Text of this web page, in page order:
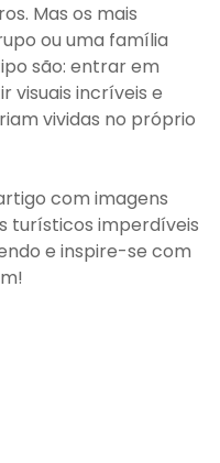
Mas os mais
ou uma família
são: entrar em
visuais incríveis e
vividas no próprio
com imagens
turísticos imperdíveis
e inspire-se com